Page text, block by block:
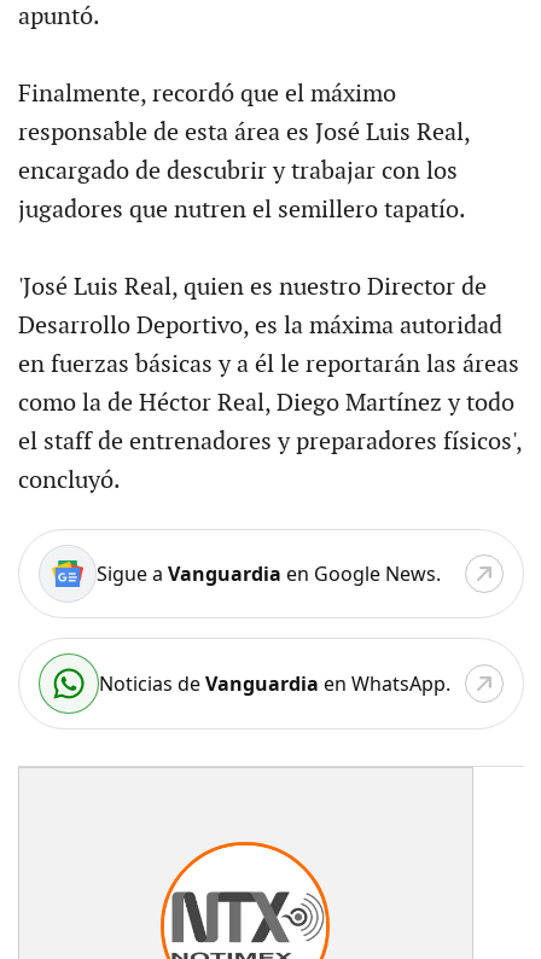
apuntó.
Finalmente, recordó que el máximo
responsable de esta área es José Luis Real,
encargado de descubrir y trabajar con los
jugadores que nutren el semillero tapatío.
'José Luis Real, quien es nuestro Director de
Desarrollo Deportivo, es la máxima autoridad
en fuerzas básicas y a él le reportarán las áreas
como la de Héctor Real, Diego Martínez y todo
el staff de entrenadores y preparadores físicos',
concluyó.
Sigue a Vanguardia en Google News.
Noticias deVanguardia en WhatsApp.